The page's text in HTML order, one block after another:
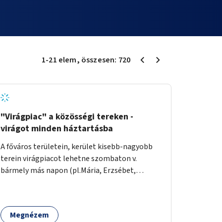
1-21 elem, összesen: 720
"Virágpiac" a közösségi tereken -
virágot minden háztartásba
A főváros területein, kerület kisebb-nagyobb
terein virágpiacot lehetne szombaton v.
bármely más napon (pl.Mária, Erzsébet,
helyeket, 50-150nm vagy afeletti területet (ha
sokakat érdekelne). Névleges összeget fizetne
Megnézem